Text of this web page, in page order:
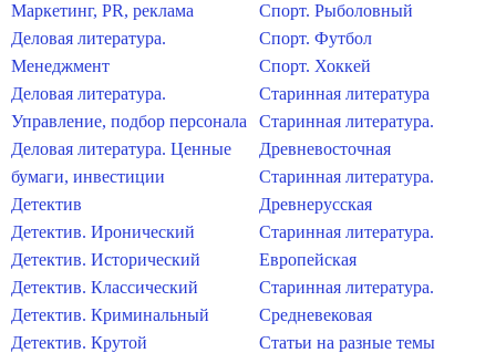
Маркетинг, PR, реклама
Деловая литература.
Менеджмент
Деловая литература.
Управление, подбор персонала
Деловая литература. Ценные
бумаги, инвестиции
Детектив
Детектив. Иронический
Детектив. Исторический
Детектив. Классический
Детектив. Криминальный
Детектив. Крутой
Спорт. Рыболовный
Спорт. Футбол
Спорт. Хоккей
Старинная литература
Старинная литература.
Древневосточная
Старинная литература.
Древнерусская
Старинная литература.
Европейская
Старинная литература.
Средневековая
Статьи на разные темы